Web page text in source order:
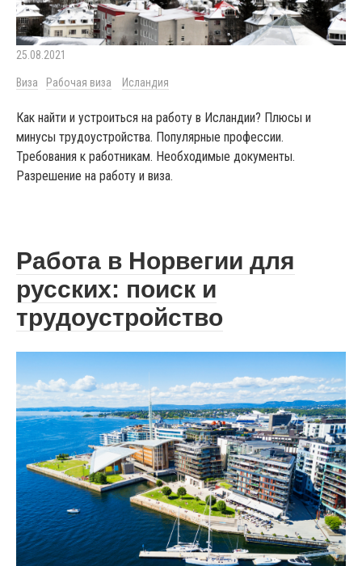
25.08.2021
Виза Рабочая виза Исландия
Как найти и устроиться на работу в Исландии? Плюсы и
минусы трудоустройства. Популярные профессии.
Требования к работникам. Необходимые документы.
Разрешение на работу и виза.
Работа в Норвегии для
русских: поиск и
трудоустройство